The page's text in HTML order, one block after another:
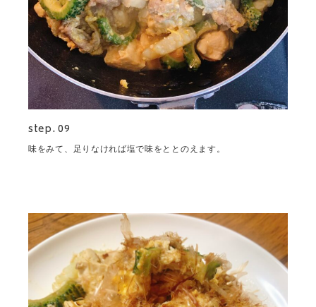
step. 09
味をみて、足りなければ塩で味をととのえます。